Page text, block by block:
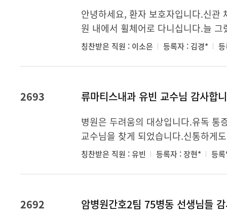
안녕하세요, 환자 보호자입니다.신관
원 내에서 휠체어로 다니십니다.늘
칭찬받은 직원 : 이소은 등록자 : 김경*
2693 류마티스내과 유빈 교수님 감사합
병원은 두려움의 대상입니다.유독 통
교수님을 찾게 되었습니다.신통하게
칭찬받은 직원 : 유빈 등록자 : 장현* 등
2692 암병원간호2팀 75병동 선생님들